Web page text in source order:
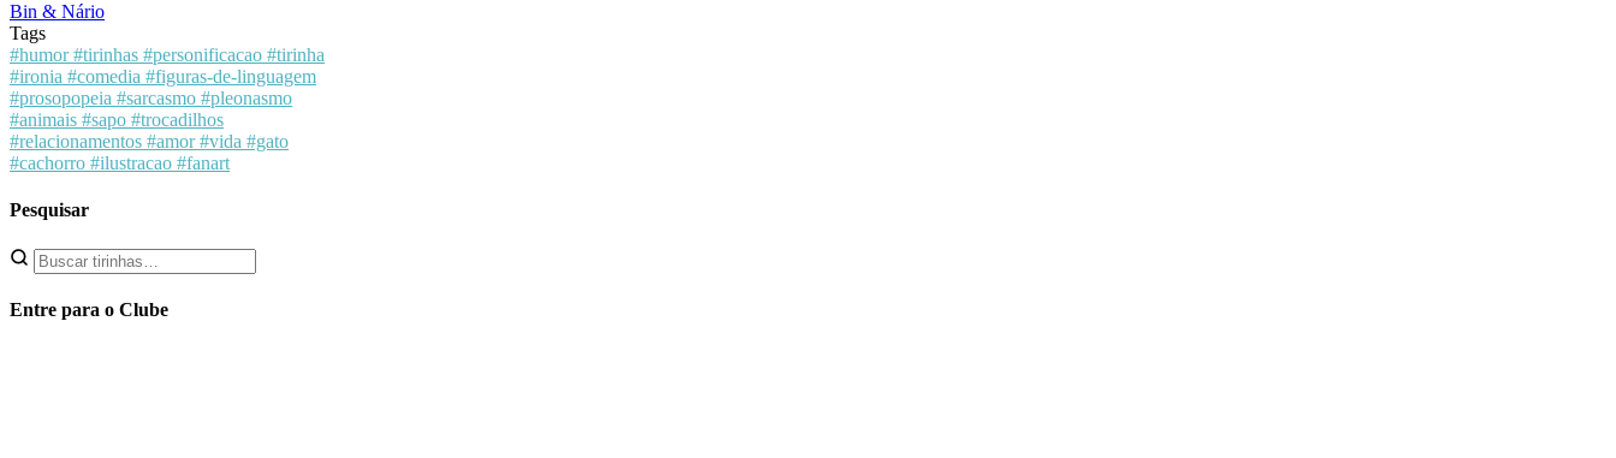
Bin & Nário
Tags
#humor#tirinhas #personificacao #tirinha
#ironia #comedia #figuras-de-linguagem
#prosopopeia #sarcasmo #pleonasmo
#animais #sapo #trocadilhos
#relacionamentos #amor#vida #gato
#cachorro #ilustracao #fanart
Pesquisar
Entre para o Clube